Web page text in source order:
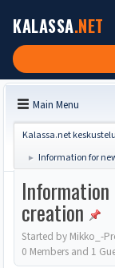
KALASSA.NET
Main Menu
Kalassa.net
► Information for
creation
Started by Mikko_-
0 Members and 1